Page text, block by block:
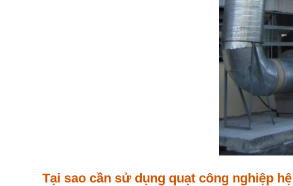
Tại sao cần sử dụng quạt công nghiệp